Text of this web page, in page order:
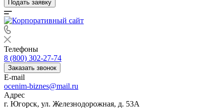
Подать заявку
Телефоны
8 (800) 302-27-74
Заказать звонок
E-mail
ocenim-biznes@mail.ru
Адрес
г. Югорск, ул. Железнодорожная, д. 53А